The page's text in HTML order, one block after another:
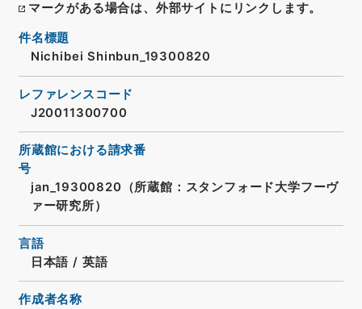
マークがある場合は、外部サイトにリンクします。
件名標題
Nichibei Shinbun_19300820
レファレンスコード
J20011300700
所蔵館における請求番
号
jan_19300820（所蔵館：スタンフォード大学フーヴ
ァー研究所）
言語
日本語 / 英語
作成者名称